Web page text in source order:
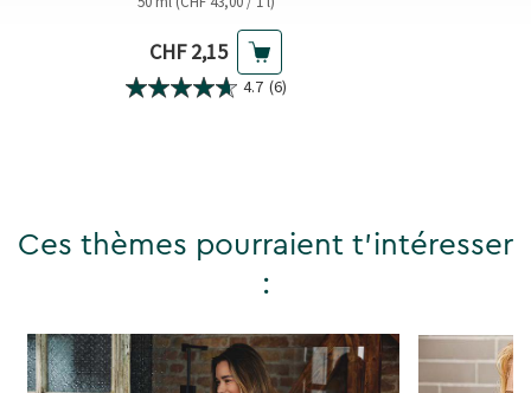
Prix actuel
CHF 2,15
4.7 (6)
Ces thèmes pourraient t'intéresser
: